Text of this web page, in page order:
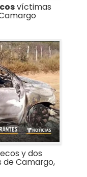
víctimas
y dos
Camargo,